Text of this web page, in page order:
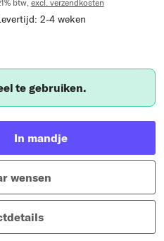
btw,excl. verzendkosten
2-4 weken
te gebruiken.
In mandje
wensen